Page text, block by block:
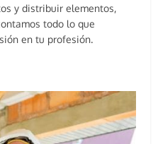
y distribuir elementos,
todo lo que
en tu profesión.